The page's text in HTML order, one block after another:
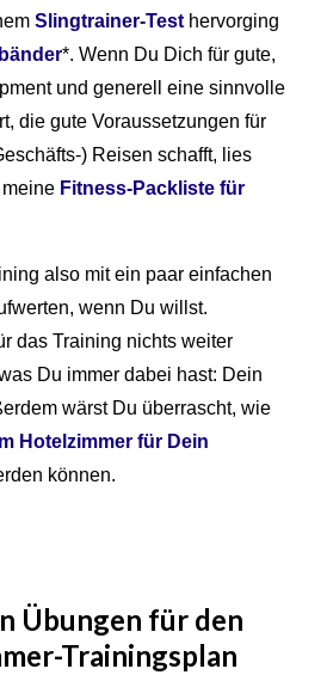
Slingtrainer-Testhervorging
*. Wenn Du Dich für gute,
und generell eine sinnvolle
die gute Voraussetzungen für
) Reisen schafft, lies
Fitness-Packliste für
also mit ein paar einfachen
wenn Du willst.
das Training nichts weiter
Du immer dabei hast: Dein
wärst Du überrascht, wie
Hotelzimmer für Dein
können.
Übungen für den
Trainingsplan